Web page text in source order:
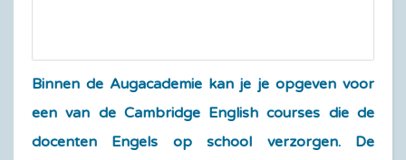
Binnen de Augacademie kan je je opgeven voor
een van de Cambridge English courses die de
docenten Engels op school verzorgen. De